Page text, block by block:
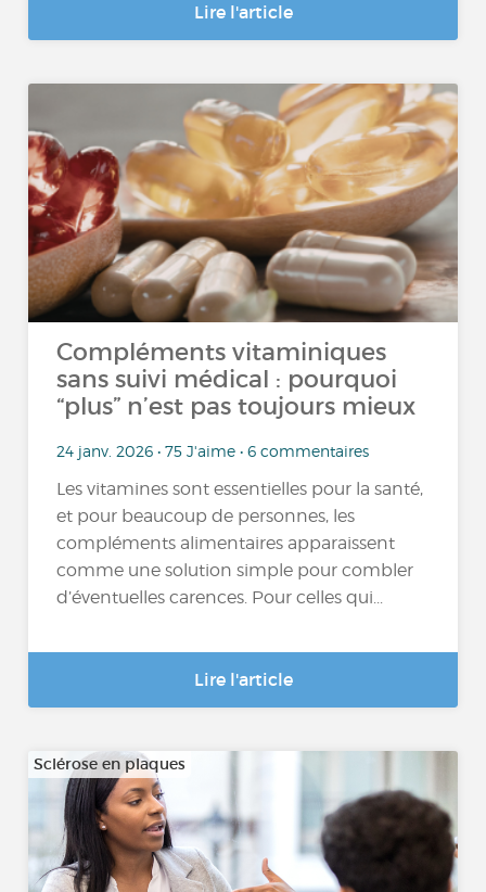
Lire l'article
Compléments vitaminiques
sans suivi médical : pourquoi
“plus” n’est pas toujours mieux
24 janv. 2026 • 75 J'aime • 6 commentaires
Les vitamines sont essentielles pour la santé,
et pour beaucoup de personnes, les
compléments alimentaires apparaissent
comme une solution simple pour combler
d’éventuelles carences. Pour celles qui...
Lire l'article
Sclérose en plaques